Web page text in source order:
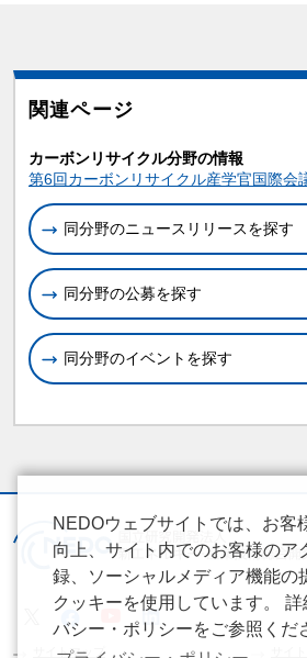
関連ページ
カーボンリサイクル分野の情報
第6回カーボンリサイクル産学官国際会
同分野のニュースリリースを探す
同分野の公募を探す
同分野のイベントを探す
サイトマップ
NEDOウェブサイトでは、お客
向上、サイト内でのお客様のア
録、ソーシャルメディア機能の
クッキーを使用しています。 詳
バシー・ポリシーをご参照くだ